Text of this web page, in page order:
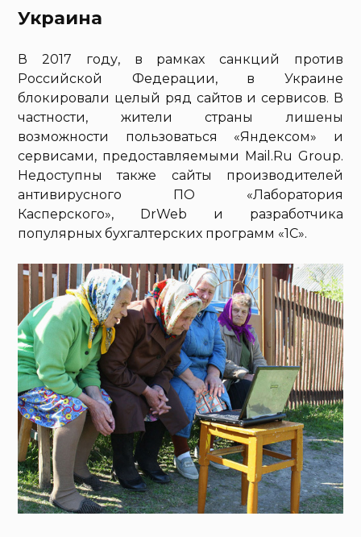
Украина
В 2017 году, в рамках санкций против
Российской Федерации, в Украине
блокировали целый ряд сайтов и сервисов. В
частности, жители страны лишены
возможности пользоваться «Яндексом» и
сервисами, предоставляемыми Mail.Ru Group.
Недоступны также сайты производителей
антивирусного ПО «Лаборатория
Касперского», DrWeb и разработчика
популярных бухгалтерских программ «1С».